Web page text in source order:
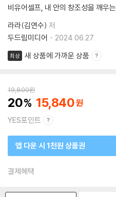
비유어셀프, 내 안의 창조성을 깨우
라라(김연수) 저
두드림미디어
2024.06.27.
최상 새 상품에 가까운 상품
19,800원
20 15,840
YES포인트
앱 다운 시 1천원 상품권
결제혜택